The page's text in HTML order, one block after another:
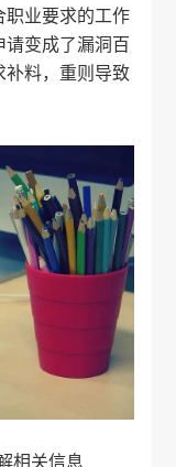
职业要求的工作
变成了漏洞百
补料，重则导致
相关信息